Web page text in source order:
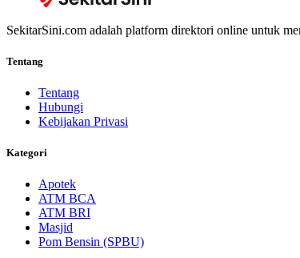
SekitarSini.com adalah platform direktori online untuk
Tentang
Tentang
Hubungi
Kebijakan Privasi
Kategori
Apotek
ATM BCA
ATM BRI
Masjid
Pom Bensin (SPBU)